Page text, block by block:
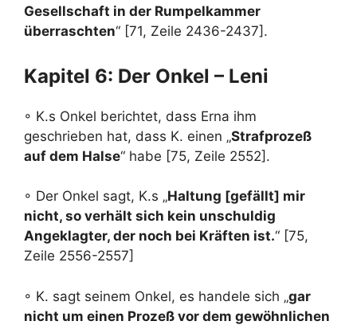
Gesellschaft in der Rumpelkammer
überraschten“ [71, Zeile 2436-2437].
Kapitel 6: Der Onkel – Leni
◦ K.s Onkel berichtet, dass Erna ihm
geschrieben hat, dass K. einen „Strafprozeß
auf dem Halse“ habe [75, Zeile 2552].
◦ Der Onkel sagt, K.s „Haltung [gefällt] mir
nicht, so verhält sich kein unschuldig
Angeklagter, der noch bei Kräften ist.“ [75,
Zeile 2556-2557]
◦ K. sagt seinem Onkel, es handele sich „gar
nicht um einen Prozeß vor dem gewöhnlichen